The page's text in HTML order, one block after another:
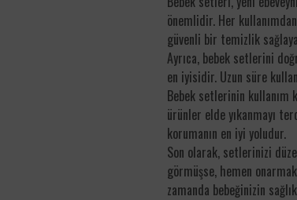
önemlidir. Her
güvenli bir temizlik
Ayrıca, bebek setlerini
en iyisidir. Uzun süre
Bebek setlerinin kullanım
ürünler elde yıkanmayı
korumanın en iyi yoludur.
Son olarak, setlerinizi
görmüşse, hemen
zamanda bebeğinizin